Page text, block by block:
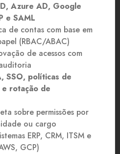
Azure AD, Google
e SAML
de contas com base em
(RBAC/ABAC)
de acessos com
SSO, políticas de
rotação de
sobre permissões por
ou cargo
ERP, CRM, ITSM e
GCP)